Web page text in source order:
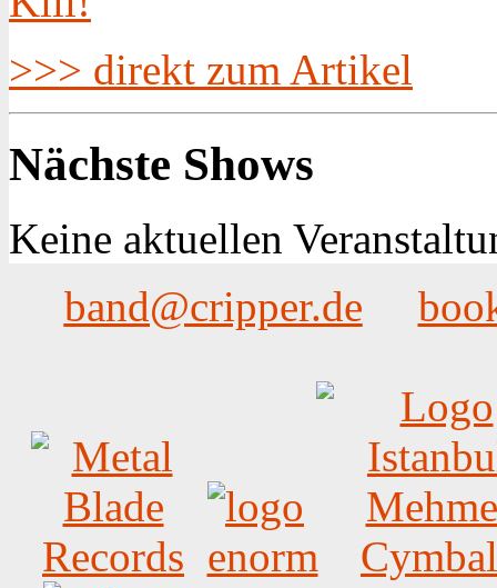
>>> direkt zum Artikel
Nächste Shows
Keine aktuellen
band@cripper.de